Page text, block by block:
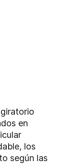
en
los
según las